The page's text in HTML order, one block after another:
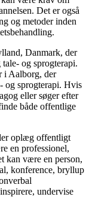
Det er også
og metoder inden
Danmark, der
og sprogterapi.
i Aalborg, der
og sprogterapi. Hvis
eller søger efter
både offentlige
oplæg offentligt
en professionel,
kan være en person,
konference, bryllup
undervise